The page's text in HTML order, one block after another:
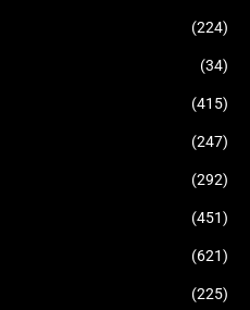
(224)
(34)
(415)
(247)
(292)
(451)
(621)
(225)